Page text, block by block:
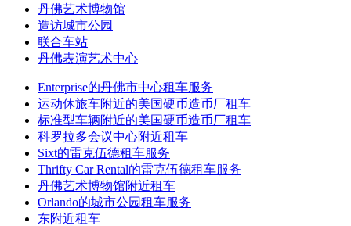
丹佛艺术博物馆
造访城市公园
联合车站
丹佛表演艺术中心
Enterprise的丹佛市中心租车服务
运动休旅车附近的美国硬币造币厂租车
标准型车辆附近的美国硬币造币厂租车
科罗拉多会议中心附近租车
Sixt的雷克伍德租车服务
Thrifty Car Rental的雷克伍德租车服务
丹佛艺术博物馆附近租车
Orlando的城市公园租车服务
东附近租车